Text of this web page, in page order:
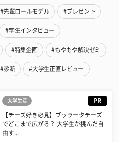
#先輩ロールモデル #プレゼント
#学生インタビュー
#特集企画 #もやもや解決ゼミ
#診断 #大学生正直レビュー
大学生活 PR
【チーズ好き必見】ブッラータチーズ
でどこまで広がる？ 大学生が挑んだ自
由す...